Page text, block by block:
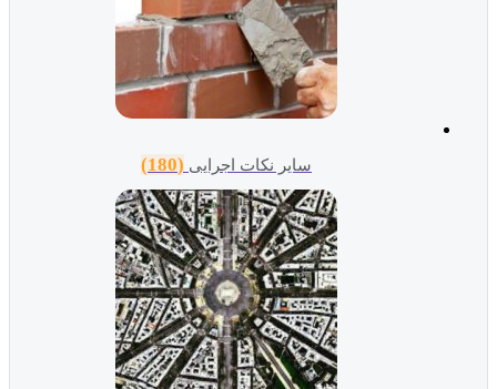
سایر نکات اجرایی (180)